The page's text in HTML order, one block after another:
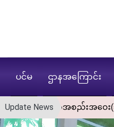
ပင်မ ဌာနအကြောင်း
Update News
စီအစည်းအဝေး(၁/၂၀၂၆)ကျ